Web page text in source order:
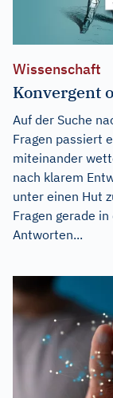
Wissenschaft
Konvergent
Auf der Suche
Fragen passiert
miteinander
nach klarem
unter einen Hut
Fragen gerade
Antworten...